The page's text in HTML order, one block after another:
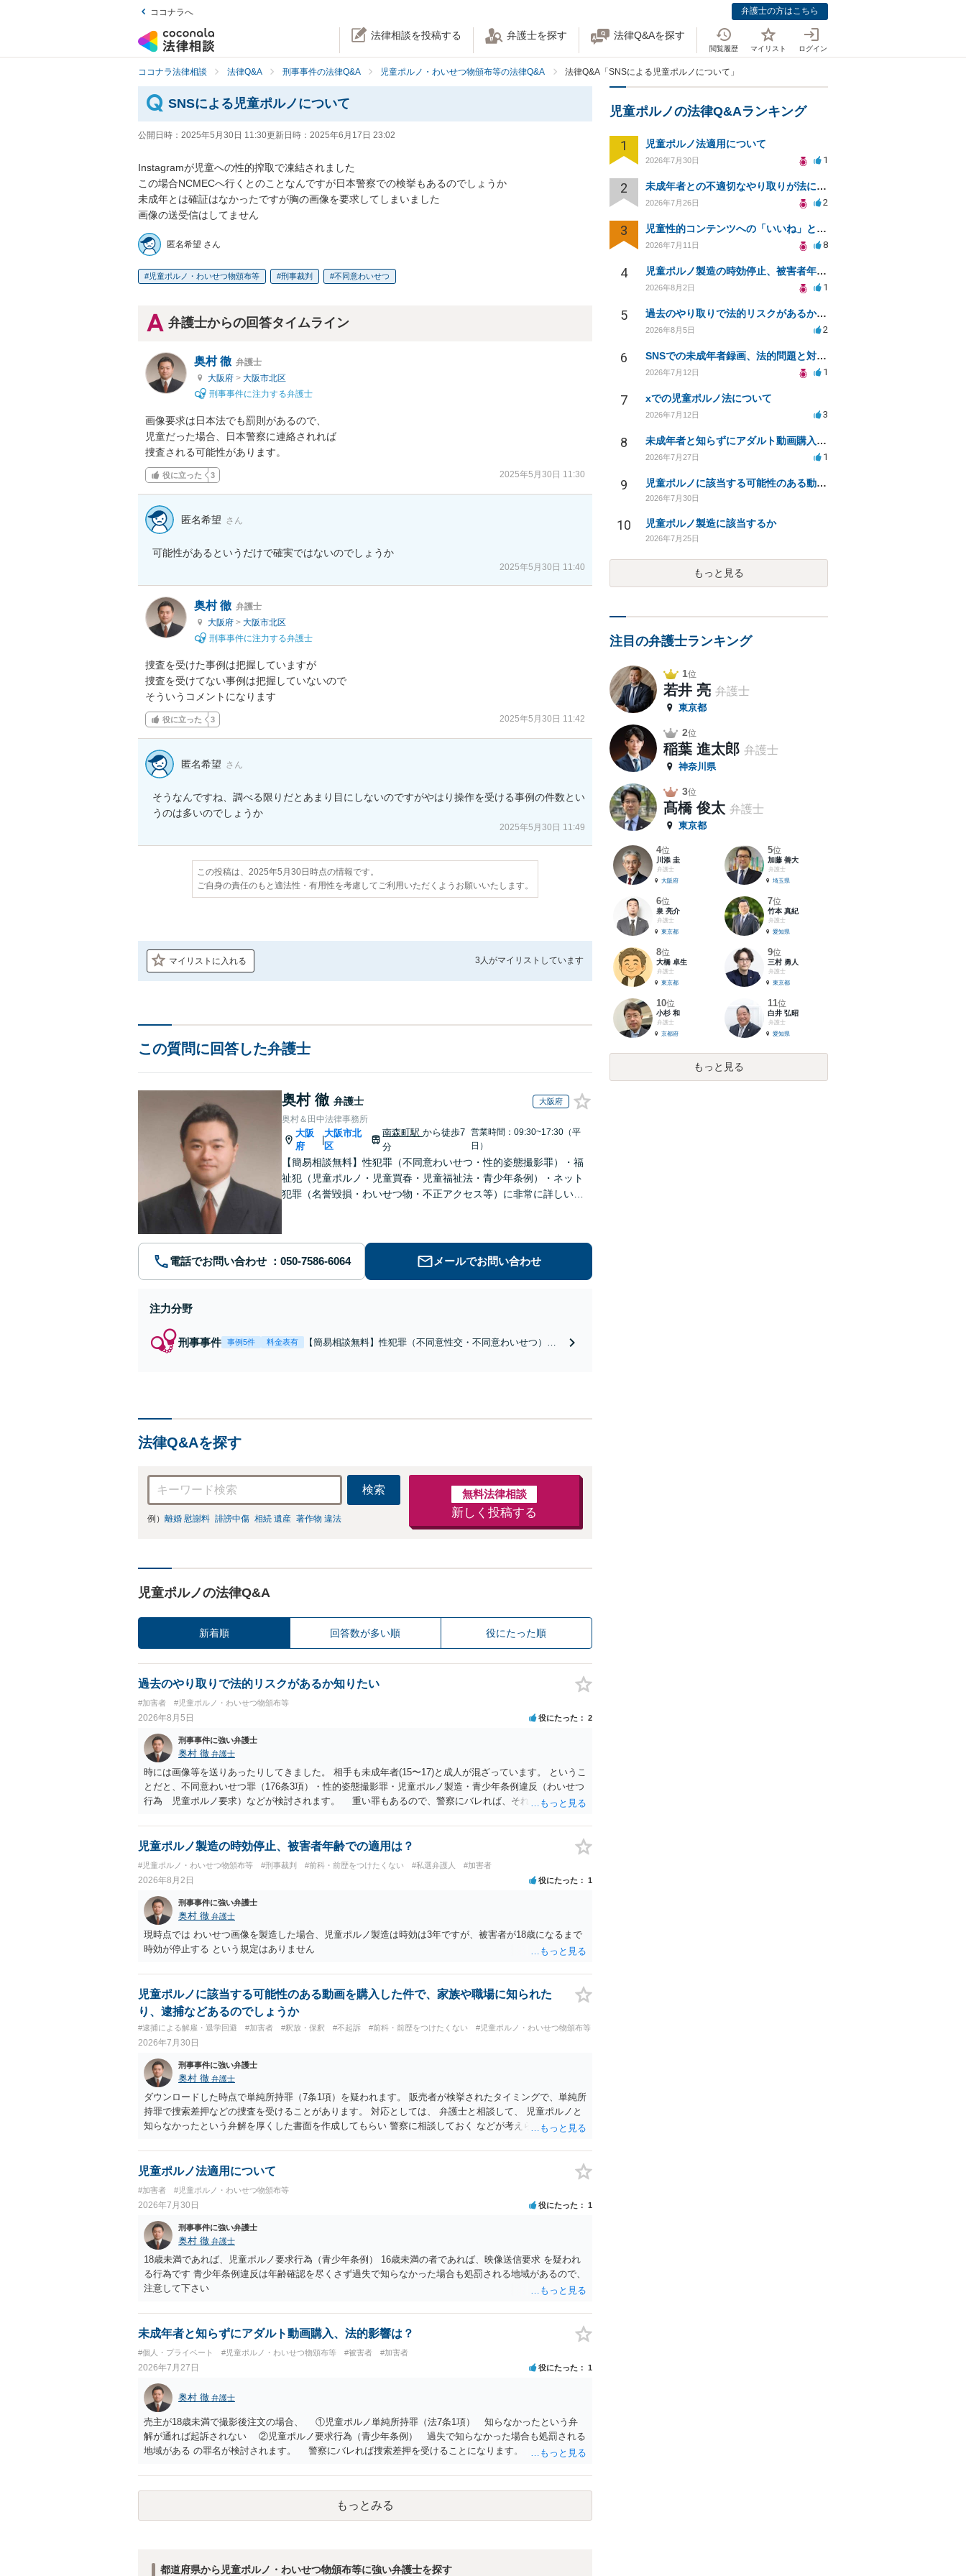
ココナラへ 弁護士の方はこちら
法律相談を投稿する 弁護士を探す 法律Q&Aを探す
閲覧履歴 マイリスト ログイン
ココナラ法律相談 法律Q&A 刑事事件の法律Q&A 児童ポルノ・わいせつ物頒布等の法律Q&A 法律Q&A「SNSによる児童ポルノについて」
SNSによる児童ポルノについて
公開日時： 2025年5月30日 11:30更新日時： 2025年6月17日 23:02
Instagramが児童への性的搾取で凍結されました
この場合NCMECへ行くとのことなんですが日本警察での検挙もあるのでしょうか
未成年とは確証はなかったですが胸の画像を要求してしまいました
画像の送受信はしてません
匿名希望 さん
児童ポルノ・わいせつ物頒布等 刑事裁判 不同意わいせつ
弁護士からの回答タイムライン
奥村 徹 弁護士
大阪府 > 大阪市北区
刑事事件に注力する弁護士
画像要求は日本法でも罰則があるので、
児童だった場合、日本警察に連絡されれば
捜査される可能性があります。
役に立った 3 2025年5月30日 11:30
匿名希望 さん
可能性があるというだけで確実ではないのでしょうか
2025年5月30日 11:40
奥村 徹 弁護士
大阪府 > 大阪市北区
刑事事件に注力する弁護士
捜査を受けた事例は把握していますが
捜査を受けてない事例は把握していないので
そういうコメントになります
役に立った 3 2025年5月30日 11:42
匿名希望 さん
そうなんですね、調べる限りだとあまり目にしないのですがやはり操作を受ける事例の件数とい
うのは多いのでしょうか
2025年5月30日 11:49
この投稿は、2025年5月30日時点の情報です。
ご自身の責任のもと適法性・有用性を考慮してご利用いただくようお願いいたします。
マイリストに入れる 3人がマイリストしています
この質問に回答した弁護士
奥村 徹 弁護士 大阪府
奥村＆田中法律事務所
大阪
府
|
大阪市北
区
南森町駅から徒歩7
分
営業時間：09:30~17:30（平
日）
【簡易相談無料】性犯罪（不同意わいせつ・性的姿態撮影罪）・福
祉犯（児童ポルノ・児童買春・児童福祉法・青少年条例）・ネット
犯罪（名誉毀損・わいせつ物・不正アクセス等）に非常に詳しい弁
電話でお問い合わせ メールでお問い合わせ
注力分野
刑事事件 事例5件 料金表有
【簡易相談無料】性犯罪（不同意性交・不同意わいせつ）・
法律Q&Aを探す
検索
例） 離婚 慰謝料 誹謗中傷 相続 遺産 著作物 違法
無料法律相談
新しく投稿する
児童ポルノの法律Q&A
新着順 回答数が多い順 役にたった順
過去のやり取りで法的リスクがあるか知りたい
#加害者 #児童ポルノ・わいせつ物頒布等
2026年8月5日 役にたった 2
刑事事件に強い弁護士
奥村 徹 弁護士
時には画像等を送りあったりしてきました。 相手も未成年者(15〜17)と成人が混ざっています。 というこ
とだと、不同意わいせつ罪（176条3項）・性的姿態撮影罪・児童ポルノ製造・青少年条例違反（わいせつ
行為 児童ポルノ要求）などが検討されます。 重い罪もあるので、警察にバレれば、それなりの捜査を
児童ポルノ製造の時効停止、被害者年齢での適用は？
#児童ポルノ・わいせつ物頒布等 #刑事裁判 #前科・前歴をつけたくない #私選弁護人 #加害者
2026年8月2日 役にたった 1
刑事事件に強い弁護士
奥村 徹 弁護士
現時点では わいせつ画像を製造した場合、児童ポルノ製造は時効は3年ですが、被害者が18歳になるまで
時効が停止する という規定はありません
児童ポルノに該当する可能性のある動画を購入した件で、家族や職場に知られた
り、逮捕などあるのでしょうか
#逮捕による解雇・退学回避 #加害者 #釈放・保釈 #不起訴 #前科・前歴をつけたくない #児童ポルノ・わいせつ物頒布等
2026年7月30日
刑事事件に強い弁護士
奥村 徹 弁護士
ダウンロードした時点で単純所持罪（7条1項）を疑われます。 販売者が検挙されたタイミングで、単純所
持罪で捜索差押などの捜査を受けることがあります。 対応としては、 弁護士と相談して、 児童ポルノと
知らなかったという弁解を厚くした書面を作成してもらい 警察に相談しておく などが考えられます。
児童ポルノ法適用について
#加害者 #児童ポルノ・わいせつ物頒布等
2026年7月30日 役にたった 1
刑事事件に強い弁護士
奥村 徹 弁護士
18歳未満であれば、児童ポルノ要求行為（青少年条例） 16歳未満の者であれば、映像送信要求 を疑われ
る行為です 青少年条例違反は年齢確認を尽くさず過失で知らなかった場合も処罰される地域があるので、
注意して下さい
未成年者と知らずにアダルト動画購入、法的影響は？
#個人・プライベート #児童ポルノ・わいせつ物頒布等 #被害者 #加害者
2026年7月27日 役にたった 1
奥村 徹 弁護士
売主が18歳未満で撮影後注文の場合、 ①児童ポルノ単純所持罪（法7条1項） 知らなかったという弁
解が通れば起訴されない ②児童ポルノ要求行為（青少年条例） 過失で知らなかった場合も処罰される
地域がある の罪名が検討されます。 警察にバレれば捜索差押を受けることになります。 対応として
解 もう消したので持ってない という弁解を用意して、警察相談を検討してください。
もっとみる
都道府県から児童ポルノ・わいせつ物頒布等に強い弁護士を探す
児童ポルノの法律Q&Aランキング
1 児童ポルノ法適用について
2026年7月30日 1
2 未成年者との不適切なやり取りが法に触れる可能性と対処法
2026年7月26日 2
3 児童性的コンテンツへの「いいね」と警察対応について
2026年7月11日 8
4 児童ポルノ製造の時効停止、被害者年齢での適用は？
2026年8月2日 1
5 過去のやり取りで法的リスクがあるか知りたい
2026年8月5日 2
6 SNSでの未成年者録画、法的問題と対応策について相談したい
2026年7月12日 1
7 xでの児童ポルノ法について
2026年7月12日 3
8 未成年者と知らずにアダルト動画購入、法的影響は？
2026年7月27日 1
9 児童ポルノに該当する可能性のある動画を購入した件で、家族や職場に知られたり、逮捕などあるのでしょうか
2026年7月30日
10 児童ポルノ製造に該当するか
2026年7月25日
もっと見る
注目の弁護士ランキング
1位
若井 亮 弁護士
東京都
2位
稲葉 進太郎 弁護士
神奈川県
3位
髙橋 俊太 弁護士
東京都
4位
川添 圭
弁護士
大阪府
5位
加藤 善大
弁護士
埼玉県
6位
泉 亮介
弁護士
東京都
7位
竹本 真紀
弁護士
愛知県
8位
大橋 卓生
弁護士
東京都
9位
三村 勇人
弁護士
東京都
10位
小杉 和
弁護士
京都府
11位
白井 弘昭
弁護士
愛知県
もっと見る